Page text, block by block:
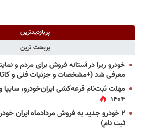
پربازدیدترین
پربحث ترین
خودرو ریرا در آستانه فروش برای مردم و
معرفی شد (+مشخصات و جزئیات فنی و
مهلت ثبت‌نام قرعه‌کشی ایران‌خودرو، سایپا
۱۴۰۴
۲ خودرو جدید به فروش مردادماه ایران
ثبت نام)